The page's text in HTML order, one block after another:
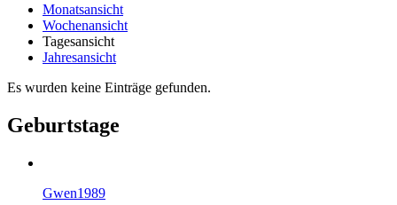
Monatsansicht
Wochenansicht
Tagesansicht
Jahresansicht
Es wurden keine Einträge gefunden.
Geburtstage
Gwen1989